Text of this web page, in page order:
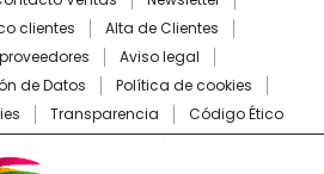
clientes
Alta de Clientes
Aviso legal
de Datos
Política de cookies
Transparencia Código Ético